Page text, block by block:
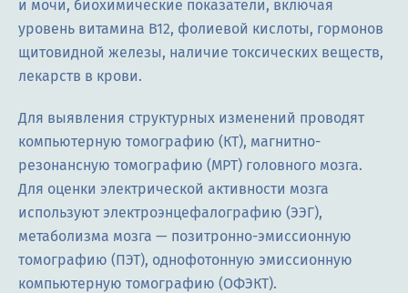
и мочи, биохимические показатели, включая
уровень витамина B12, фолиевой кислоты, гормонов
щитовидной железы, наличие токсических веществ,
лекарств в крови.
Для выявления структурных изменений проводят
компьютерную томографию (КТ), магнитно-
резонансную томографию (МРТ) головного мозга.
Для оценки электрической активности мозга
используют электроэнцефалографию (ЭЭГ),
метаболизма мозга — позитронно-эмиссионную
томографию (ПЭТ), однофотонную эмиссионную
компьютерную томографию (ОФЭКТ).